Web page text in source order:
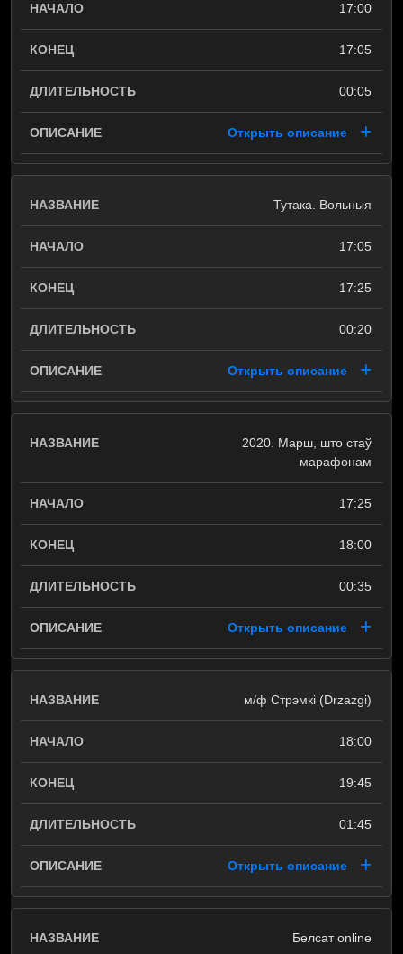
17:00
17:05
00:05
Открыть описание
Тутака. Вольныя
17:05
17:25
00:20
Открыть описание
2020. Марш, што стаў
марафонам
17:25
18:00
00:35
Открыть описание
м/ф Стрэмкі (Drzazgi)
18:00
19:45
01:45
Открыть описание
Белсат online